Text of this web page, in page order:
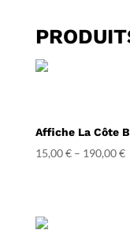
Affiche La Côte
15,00€– 190,00€